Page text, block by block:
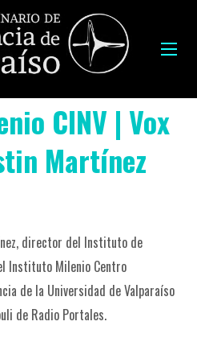
CINV | Vox
Martínez
director del Instituto de
Instituto Milenio Centro
de la Universidad de Valparaíso
de Radio Portales.